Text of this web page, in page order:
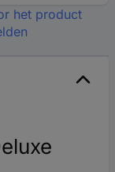
het product